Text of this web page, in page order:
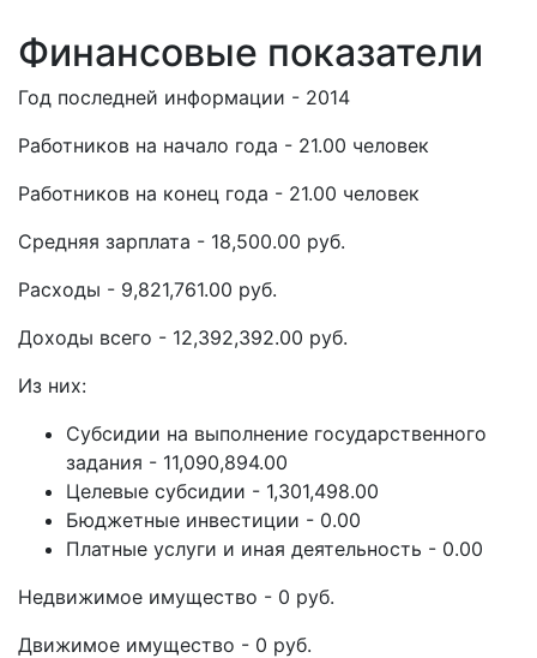
Финансовые показатели
Год последней информации - 2014
Работников на начало года - 21.00 человек
Работников на конец года - 21.00 человек
Средняя зарплата - 18,500.00 руб.
Расходы - 9,821,761.00 руб.
Доходы всего - 12,392,392.00 руб.
Из них:
Субсидии на выполнение государственного
задания - 11,090,894.00
Целевые субсидии - 1,301,498.00
Бюджетные инвестиции - 0.00
Платные услуги и иная деятельность - 0.00
Недвижимое имущество - 0 руб.
Движимое имущество - 0 руб.